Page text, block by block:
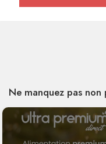
Ne manquez pas non